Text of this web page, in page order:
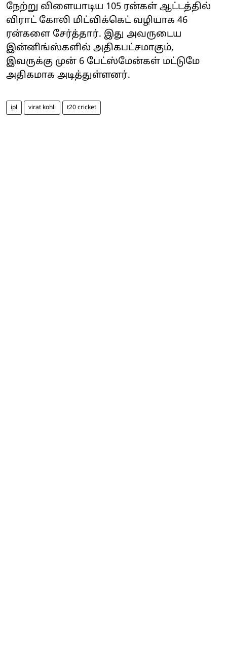
நேற்று விளையாடிய 105 ரன்கள் ஆட்டத்தில்
விராட் கோலி மிட்விக்கெட் வழியாக 46
ரன்களை சேர்த்தார். இது அவருடைய
இன்னிங்ஸ்களில் அதிகபட்சமாகும்,
இவருக்கு முன் 6 பேட்ஸ்மேன்கள் மட்டுமே
அதிகமாக அடித்துள்ளனர்.
ipl virat kohli t20 cricket